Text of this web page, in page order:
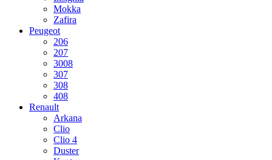
Mokka
Zafira
Peugeot
206
207
3008
307
308
408
Renault
Arkana
Clio
Clio 4
Duster